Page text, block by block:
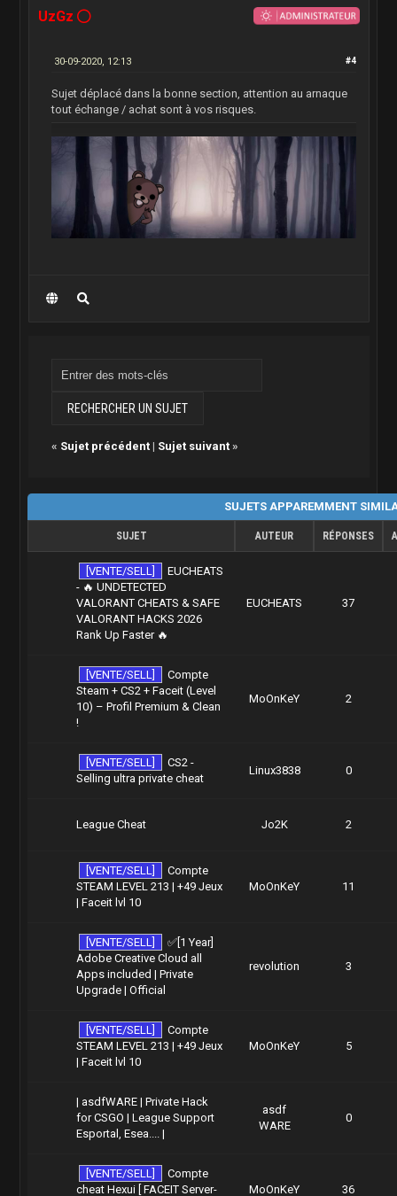
UzGz
#4
30-09-2020, 12:13
Sujet déplacé dans la bonne section, attention au arnaque
tout échange / achat sont à vos risques.
« Sujet précédent| Sujet suivant»
SUJETS APPAREMMENT
SUJET AUTEUR RÉPONSES
[VENTE/SELL]
EUCHEATS
- 🔥 UNDETECTED
VALORANT CHEATS & SAFE
VALORANT HACKS 2026
Rank Up Faster 🔥
EUCHEATS 37
[VENTE/SELL]
Compte
Steam + CS2 + Faceit (Level
10) – Profil Premium & Clean
!
MoOnKeY 2
[VENTE/SELL]
CS2 -
Selling ultra private cheat
Linux3838 0
League Cheat Jo2K 2
[VENTE/SELL]
Compte
STEAM LEVEL 213 | +49 Jeux
| Faceit lvl 10
MoOnKeY 11
[VENTE/SELL]
✅[1 Year]
Adobe Creative Cloud all
Apps included | Private
Upgrade | Official
revolution 3
[VENTE/SELL]
Compte
STEAM LEVEL 213 | +49 Jeux
| Faceit lvl 10
MoOnKeY 5
| asdfWARE | Private Hack
for CSGO | League Support
Esportal, Esea.... |
asdf
WARE
0
[VENTE/SELL]
Compte
cheat Hexui [ FACEIT Server-
MoOnKeY 36